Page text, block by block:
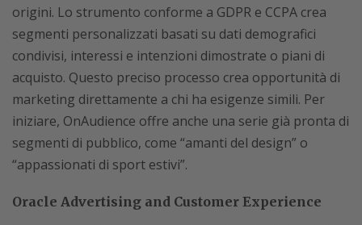
origini. Lo strumento conforme a GDPR e CCPA crea
segmenti personalizzati basati su dati demografici
condivisi, interessi e intenzioni dimostrate o piani di
acquisto. Questo preciso processo crea opportunità di
marketing direttamente a chi ha esigenze simili. Per
iniziare, OnAudience offre anche una serie già pronta di
segmenti di pubblico, come “amanti del design” o
“appassionati di sport estivi”.
Oracle Advertising and Customer Experience